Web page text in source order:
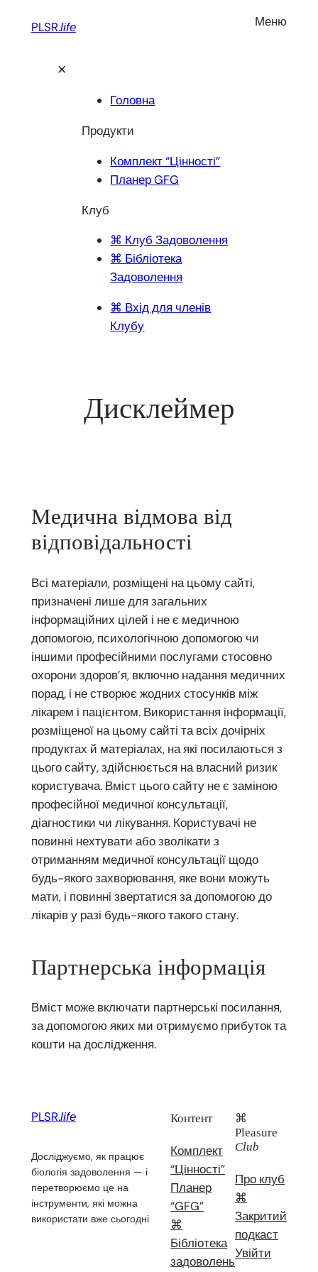
PLSR.life Меню
✕
Головна
Продукти
Комплект “Цінності”
Планер GFG
Клуб
⌘ Клуб Задоволення
⌘ Бібліотека
Задоволення
⌘ Вхід для членів
Клубу
Дисклеймер
Медична відмова від
відповідальності
Всі матеріали, розміщені на цьому сайті,
призначені лише для загальних
інформаційних цілей і не є медичною
допомогою, психологічною допомогою чи
іншими професійними послугами стосовно
охорони здоров’я, включно надання медичних
порад, і не створює жодних стосунків між
лікарем і пацієнтом. Використання інформації,
розміщеної на цьому сайті та всіх дочірніх
продуктах й матеріалах, на які посилаються з
цього сайту, здійснюється на власний ризик
користувача. Вміст цього сайту не є заміною
професійної медичної консультації,
діагностики чи лікування. Користувачі не
повинні нехтувати або зволікати з
отриманням медичної консультації щодо
будь-якого захворювання, яке вони можуть
мати, і повинні звертатися за допомогою до
лікарів у разі будь-якого такого стану.
Партнерська інформація
Вміст може включати партнерські посилання,
за допомогою яких ми отримуємо прибуток та
кошти на дослідження.
PLSR.life
Досліджуємо, як працює
біологія задоволення — і
перетворюємо це на
інструменти, які можна
використати вже сьогодні
Контент
Комплект
“Цінності”
Планер
“GFG”
⌘
Бібліотека
задоволень
⌘
Pleasure
Club
Про клуб
⌘
Закритий
подкаст
Увійти